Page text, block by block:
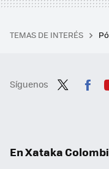
TEMAS DE INTERÉS
Síguenos
En Xataka